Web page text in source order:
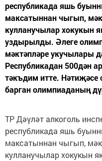
республикада яшь
максатыннан чыгып,
кулланучылар хокукын
уздырылды. Әлеге
мәктәпләре укучылары
Республикадан 500дән
тәкъдим итте. Нәтиҗәсе
барган олимпиаданың
ТР Дәүләт алкоголь
республикада яшь
максатыннан чыгып,
кулланучылар хокукын